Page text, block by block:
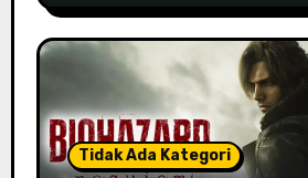
Tidak Ada Kategori